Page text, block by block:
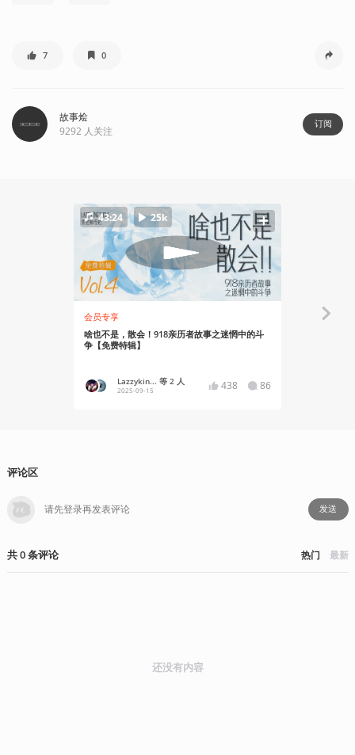
7 0
故事烩
9292 人关注
订阅
43:24 25k
会员专享
啥也不是，散会！918亲历者故事之迷惘中的斗
争【免费特辑】
Lazzykin... 等 2 人
2025-09-15 438 86
Gadio Spec
评论区
发送
共0条评论 热门 最新
还没有内容